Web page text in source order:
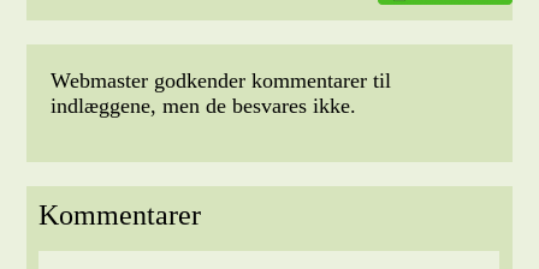
Webmaster godkender kommentarer til
indlæggene, men de besvares ikke.
Kommentarer